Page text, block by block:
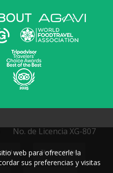
No. de Licencia XG-807
Términos de Uso
web para ofrecerle la
sus preferencias y visitas